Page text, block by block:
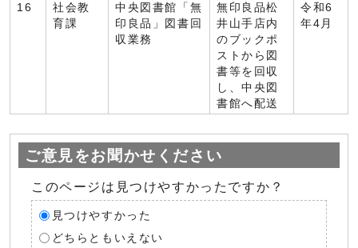
16
社会教
育課
中央図書館「無
印良品」図書回
収業務
無印良品松
井山手店内
のブックポ
ストから図
書等を回収
し、中央図
書館へ配送
令和6
年4月
ご意見をお聞かせください
このページは見つけやすかったですか？
見つけやすかった
どちらともいえない